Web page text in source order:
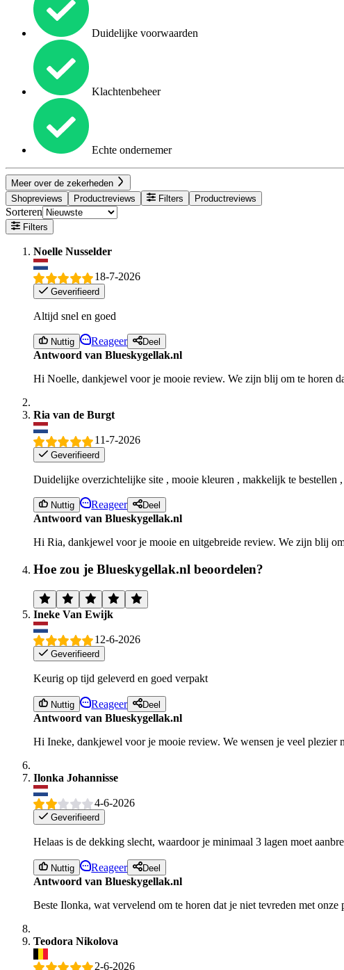
Duidelijke voorwaarden
Klachtenbeheer
Echte ondernemer
Meer over de zekerheden
Shopreviews
Productreviews Filters Productreviews
Sorteren
Filters
Noelle Nusselder
18-7-2026
Geverifieerd
Altijd snel en goed
Nuttig Reageer Deel
Antwoord van Blueskygellak.nl
Hi Noelle, dankjewel voor je mooie review. We zijn blij om te horen
Ria van de Burgt
11-7-2026
Geverifieerd
Duidelijke overzichtelijke site , mooie kleuren , makkelijk te bestellen
Nuttig Reageer Deel
Antwoord van Blueskygellak.nl
Hi Ria, dankjewel voor je mooie en uitgebreide review. We zijn blij
Hoe zou je Blueskygellak.nl beoordelen?
Ineke Van Ewijk
12-6-2026
Geverifieerd
Keurig op tijd geleverd en goed verpakt
Nuttig Reageer Deel
Antwoord van Blueskygellak.nl
Hi Ineke, dankjewel voor je mooie review. We wensen je veel plezier
Ilonka Johannisse
4-6-2026
Geverifieerd
Helaas is de dekking slecht, waardoor je minimaal 3 lagen moet
Nuttig Reageer Deel
Antwoord van Blueskygellak.nl
Beste Ilonka, wat vervelend om te horen dat je niet tevreden met
Teodora Nikolova
2-6-2026